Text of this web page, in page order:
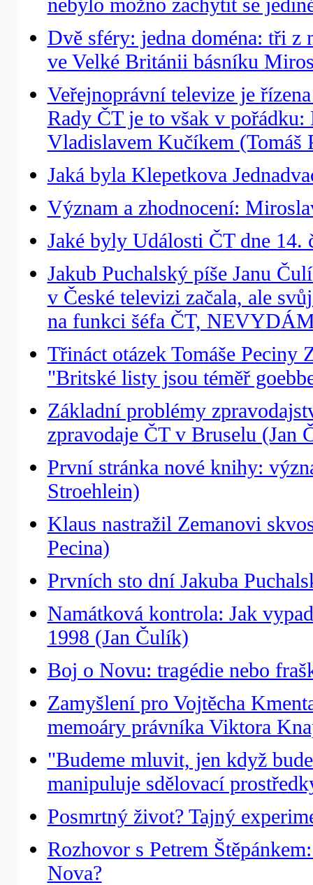
Dvě sféry: jedna doména: tři z
ve Velké Británii básníku
Veřejnoprávní televize je
Rady ČT je to však v pořádku:
Vladislavem Kučíkem (Tomáš
Jaká byla Klepetkova
Význam a zhodnocení:
Jaké byly Události ČT dne 14.
Jakub Puchalský píše Janu
v České televizi začala, ale
na funkci šéfa ČT,
Třináct otázek Tomáše Peciny
"Britské listy jsou téměř
Základní problémy
zpravodaje ČT v Bruselu (Jan
První stránka nové knihy:
Stroehlein)
Klaus nastražil Zemanovi
Pecina)
Prvních sto dní Jakuba
Namátková kontrola: Jak
1998 (Jan Čulík)
Boj o Novu: tragédie nebo
Zamyšlení pro Vojtěcha
memoáry právníka Viktora
"Budeme mluvit, jen když
manipuluje sdělovací
Posmrtný život? Tajný
Rozhovor s Petrem
Nova?